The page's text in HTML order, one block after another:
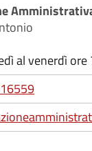
al venerdì